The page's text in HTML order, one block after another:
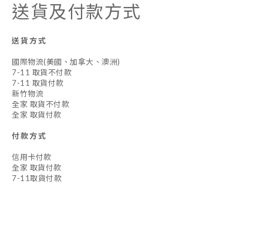
送貨及付款方式
送貨方式
國際物流(美國、加拿大、澳洲)
7-11 取貨不付款
7-11 取貨付款
新竹物流
全家 取貨不付款
全家 取貨付款
付款方式
信用卡付款
全家 取貨付款
7-11取貨付款